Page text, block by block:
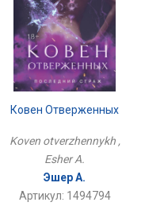
Ковен Отверженных
Koven otverzhennykh ,
Esher A.
Эшер А.
Артикул: 1494794